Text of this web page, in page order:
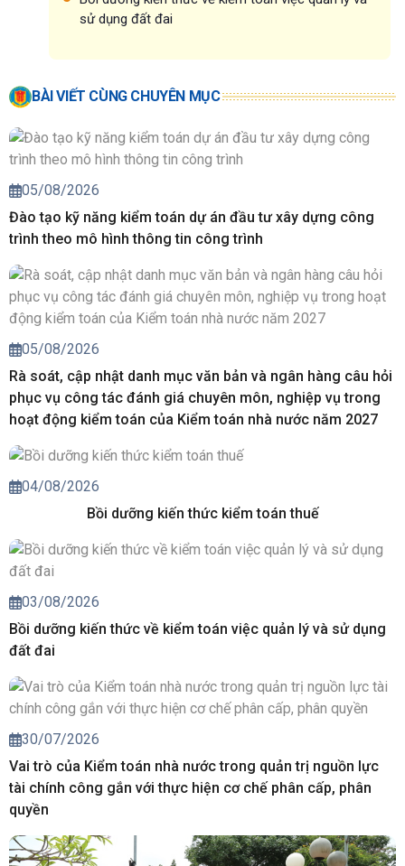
sử dụng đất đai
BÀI VIẾT CÙNG CHUYÊN MỤC
05/08/2026
Đào tạo kỹ năng kiểm toán dự án đầu tư xây dựng công
trình theo mô hình thông tin công trình
05/08/2026
Rà soát, cập nhật danh mục văn bản và ngân hàng câu hỏi
phục vụ công tác đánh giá chuyên môn, nghiệp vụ trong
hoạt động kiểm toán của Kiểm toán nhà nước năm 2027
04/08/2026
Bồi dưỡng kiến thức kiểm toán thuế
03/08/2026
Bồi dưỡng kiến thức về kiểm toán việc quản lý và sử dụng
đất đai
30/07/2026
Vai trò của Kiểm toán nhà nước trong quản trị nguồn lực
tài chính công gắn với thực hiện cơ chế phân cấp, phân
quyền